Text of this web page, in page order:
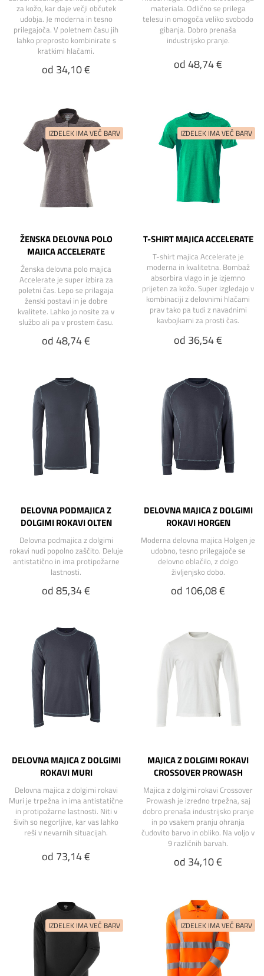
za kožo, kar daje večji občutek
udobja. Je moderna in tesno
prilegajoča. V poletnem času jih
lahko preprosto kombinirate s
kratkimi hlačami.
od 34,10 €
materiala. Odlično se prilega
telesu in omogoča veliko svobodo
gibanja. Dobro prenaša
industrijsko pranje.
od 48,74 €
ŽENSKA DELOVNA POLO
MAJICA ACCELERATE
Ženska delovna polo majica
Accelerate je super izbira za
poletni čas. Lepo se prilagaja
ženski postavi in je dobre
kvalitete. Lahko jo nosite za v
službo ali pa v prostem času.
od 48,74 €
T-SHIRT MAJICA ACCELERATE
T-shirt majica Accelerate je
moderna in kvalitetna. Bombaž
absorbira vlago in je izjemno
prijeten za kožo. Super izgledajo v
kombinaciji z delovnimi hlačami
prav tako pa tudi z navadnimi
kavbojkami za prosti čas.
od 36,54 €
DELOVNA PODMAJICA Z
DOLGIMI ROKAVI OLTEN
Delovna podmajica z dolgimi
rokavi nudi popolno zaščito. Deluje
antistatično in ima protipožarne
lastnosti.
od 85,34 €
DELOVNA MAJICA Z DOLGIMI
ROKAVI HORGEN
Moderna delovna majica Holgen je
udobno, tesno prilegajoče se
delovno oblačilo, z dolgo
življenjsko dobo.
od 106,08 €
DELOVNA MAJICA Z DOLGIMI
ROKAVI MURI
Delovna majica z dolgimi rokavi
Muri je trpežna in ima antistatične
in protipožarne lastnosti. Niti v
šivih so negorljive, kar vas lahko
reši v nevarnih situacijah.
od 73,14 €
MAJICA Z DOLGIMI ROKAVI
CROSSOVER PROWASH
Majica z dolgimi rokavi Crossover
Prowash je izredno trpežna, saj
dobro prenaša industrijsko pranje
in po vsakem pranju ohranja
čudovito barvo in obliko. Na voljo v
9 različnih barvah.
od 34,10 €